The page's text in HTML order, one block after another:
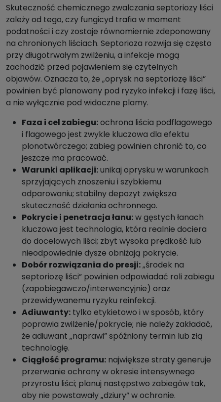
Skuteczność chemicznego zwalczania septoriozy liści
zależy od tego, czy fungicyd trafia w moment
podatności i czy zostaje równomiernie zdeponowany
na chronionych liściach. Septorioza rozwija się często
przy długotrwałym zwilżeniu, a infekcje mogą
zachodzić przed pojawieniem się czytelnych
objawów. Oznacza to, że „oprysk na septoriozę liści”
powinien być planowany pod ryzyko infekcji i fazę liści,
a nie wyłącznie pod widoczne plamy.
Faza i cel zabiegu:ochrona liścia podflagowego
i flagowego jest zwykle kluczowa dla efektu
plonotwórczego; zabieg powinien chronić to, co
jeszcze ma pracować.
Warunki aplikacji:unikaj oprysku w warunkach
sprzyjających znoszeniu i szybkiemu
odparowaniu; stabilny depozyt zwiększa
skuteczność działania ochronnego.
Pokrycie i penetracja łanu:w gęstych łanach
kluczowa jest technologia, która realnie dociera
do docelowych liści; zbyt wysoka prędkość lub
nieodpowiednie dysze obniżają pokrycie.
Dobór rozwiązania do presji:„środek na
septoriozę liści” powinien odpowiadać roli zabiegu
(zapobiegawczo/interwencyjnie) oraz
przewidywanemu ryzyku reinfekcji.
Adiuwanty: tylko etykietowo i w sposób, który
poprawia zwilżenie/pokrycie; nie należy zakładać,
że adiuwant „naprawi” spóźniony termin lub złą
technologię.
Ciągłość programu: największe straty generuje
przerwanie ochrony w okresie intensywnego
przyrostu liści; planuj następstwo zabiegów tak,
aby nie powstawały „dziury” w ochronie.